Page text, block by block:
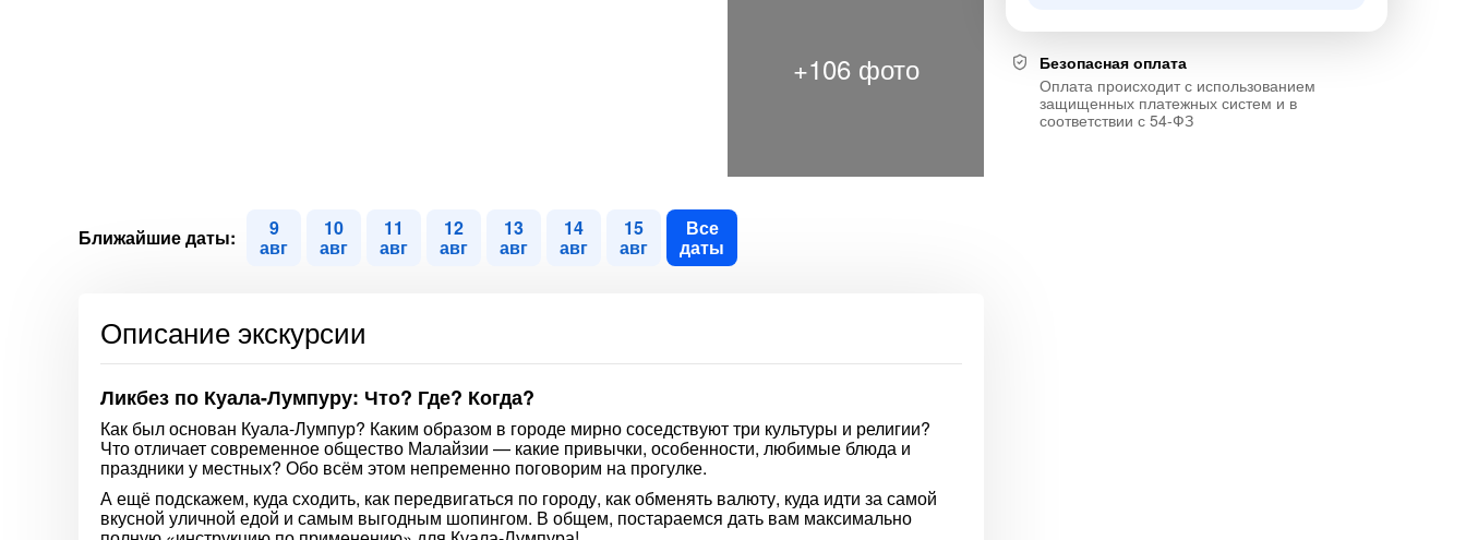
Ближайшие даты: 9
авг
10
авг
11
авг
12
авг
13
авг
14
авг
15
авг
Все
даты
Описание экскурсии
Ликбез по Куала-Лумпуру: Что? Где? Когда?
Как был основан Куала-Лумпур? Каким образом в городе мирно соседствуют три культуры и религии?
Что отличает современное общество Малайзии — какие привычки, особенности, любимые блюда и
праздники у местных? Обо всём этом непременно поговорим на прогулке.
А ещё подскажем, куда сходить, как передвигаться по городу, как обменять валюту, куда идти за самой
вкусной уличной едой и самым выгодным шопингом. В общем, постараемся дать вам максимально
Безопасная оплата
Оплата происходит с использованием
защищенных платежных систем и в
соответствии с 54-ФЗ